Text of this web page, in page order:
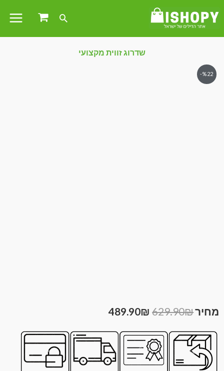
שדרוג זווית מקצועי
%22-
629.90₪
489.90₪